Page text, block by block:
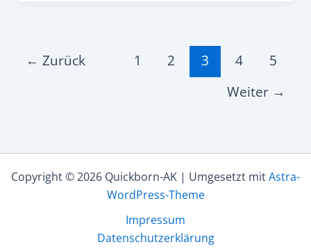
← Zurück 1 2 3 4
5
Weiter →
Copyright © 2026 Quickborn-AK | Umgesetzt mitAstra-
WordPress-Theme
Impressum
Datenschutzerklärung